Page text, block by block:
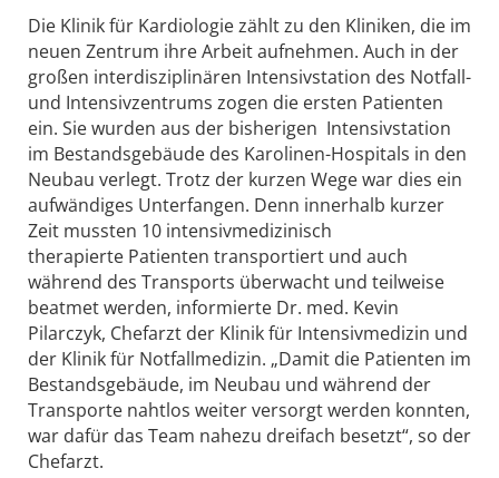
Die Klinik für Kardiologie zählt zu den Kliniken, die im
neuen Zentrum ihre Arbeit aufnehmen. Auch in der
großen interdisziplinären Intensivstation des Notfall-
und Intensivzentrums zogen die ersten Patienten
ein. Sie wurden aus der bisherigen Intensivstation
im Bestandsgebäude des Karolinen-Hospitals in den
Neubau verlegt. Trotz der kurzen Wege war dies ein
aufwändiges Unterfangen. Denn innerhalb kurzer
Zeit mussten 10 intensivmedizinisch
therapierte Patienten transportiert und auch
während des Transports überwacht und teilweise
beatmet werden, informierte Dr. med. Kevin
Pilarczyk, Chefarzt der Klinik für Intensivmedizin und
der Klinik für Notfallmedizin. „Damit die Patienten im
Bestandsgebäude, im Neubau und während der
Transporte nahtlos weiter versorgt werden konnten,
war dafür das Team nahezu dreifach besetzt“, so der
Chefarzt.